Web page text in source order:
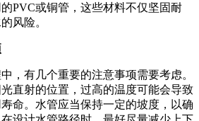
PVC或铜管，这些材料不仅坚固耐
风险。
，有几个重要的注意事项需要考虑。
直射的位置，过高的温度可能会导致
命。水管应当保持一定的坡度，以确